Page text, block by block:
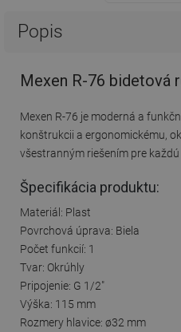
Popis
Mexen R-76 bidetová
Mexen R-76 je moderná a
konštrukcii a ergonomickému,
všestranným riešením pre každú
Špecifikácia produktu:
Materiál: Plast
Povrchová úprava: Biela
Počet funkcií: 1
Tvar: Okrúhly
Pripojenie: G 1/2"
Výška: 115 mm
Rozmery hlavice: ø32 mm